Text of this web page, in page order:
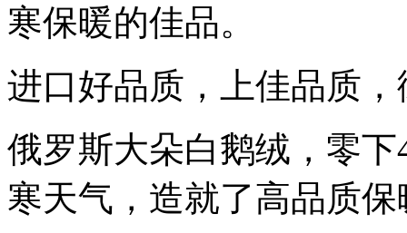
寒保暖的佳品。
进口好品质，上佳品质
俄罗斯大朵白鹅绒，零
寒天气，造就了高品质